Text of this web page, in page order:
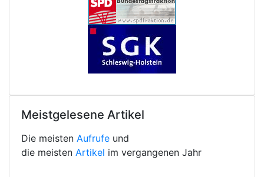
Meistgelesene Artikel
Die meisten Aufrufe und
die meisten Artikel im vergangenen Jahr